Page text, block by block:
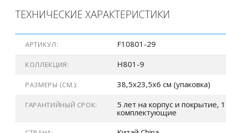
ТЕХНИЧЕСКИЕ ХАРАКТЕРИСТИКИ
АРТИКУЛ: F10801-29
КОЛЛЕКЦИЯ: H801-9
РАЗМЕРЫ (СМ.): 38,5x23,5x6 см (упаковка)
ГАРАНТИЙНЫЙ СРОК:
5 лет на корпус и покрытие,
комплектующие